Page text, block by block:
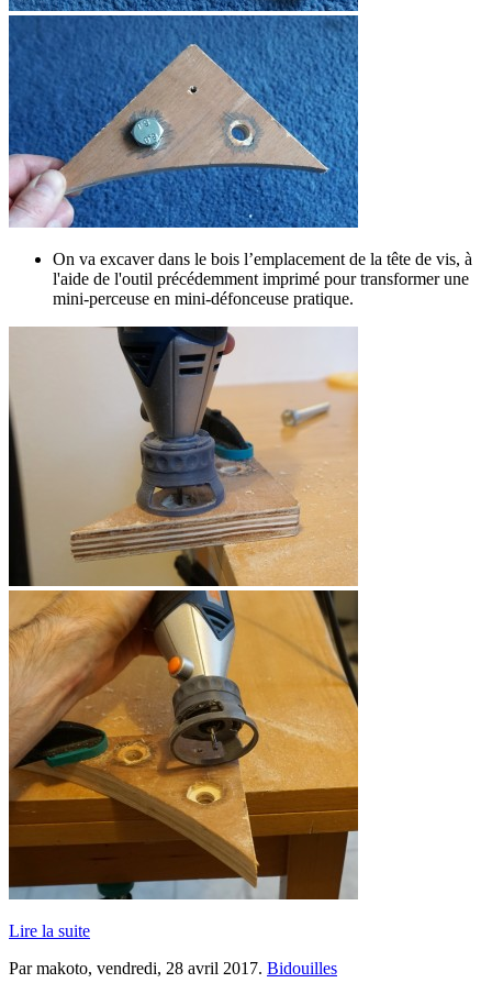
On va excaver dans le bois l’emplacement de la tête de vis, à
l'aide de l'outil précédemment imprimé pour transformer une
mini-perceuse en mini-défonceuse pratique.
Lire la suite
Par makoto, vendredi, 28 avril 2017. Bidouilles